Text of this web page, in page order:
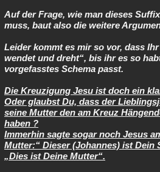
Auf der Frage, wie man dieses
muss, baut also die weitere
Leider kommt es mir so vor, dass
wendet und dreht“, bis ihr es so
vorgefasstes Schema passt.
Die Kreuzigung Jesu ist doch ein
Oder glaubst Du, dass der
seine Mutter den am Kreuz
haben ?
Immerhin sagte sogar noch Jesus
Mutter:“ Dieser (Johannes) ist Dein
„Dies ist Deine Mutter“.